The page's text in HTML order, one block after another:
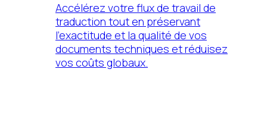
Accélérez votre flux de travail de
traduction tout en préservant
l’exactitude et la qualité de vos
documents techniques et réduisez
vos coûts globaux.